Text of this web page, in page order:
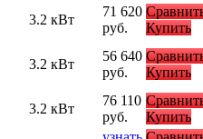
3.2 кВт
71 620
руб.
Купить
3.2 кВт
56 640
руб.
Купить
3.2 кВт
76 110
руб.
Купить